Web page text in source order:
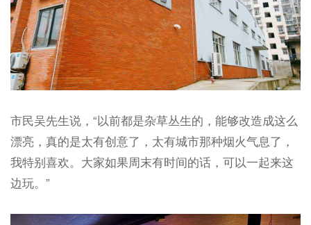
市民吴先生说，“以前都是杂草丛生的，能够改造成这么
漂亮，真的是太有创意了，太有城市那种烟火气息了，
我特别喜欢。大家如果周末有时间的话，可以一起来这
边玩。”